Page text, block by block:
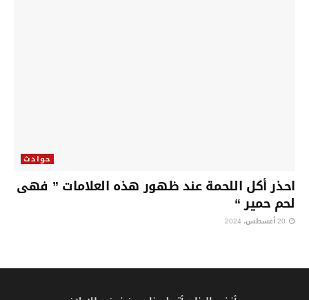
حوادث
احذر أكل اللحمة عند ظهور هذه العلامات ” فهى
لحم حمير “